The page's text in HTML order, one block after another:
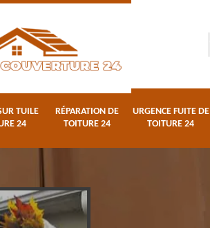
TUILE
24
RÉPARATION DE
TOITURE 24
URGENCE FUITE DE
TOITURE 24